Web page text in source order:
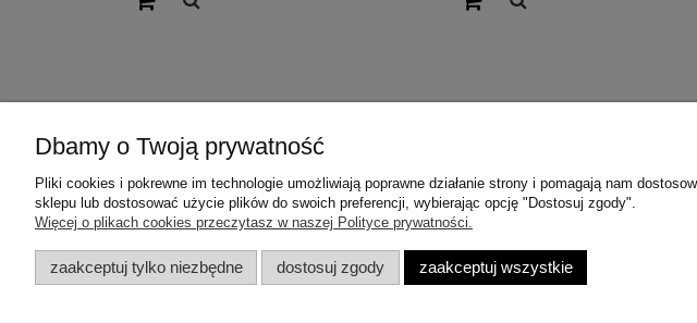
Orising i Eliokap
Czym jest Trychologia?
Orising
Eliokap
Moje konto
Twoje zamówienia
Ustawienia konta
Przechowalnia
Dbamy o Twoją prywatność
Pliki cookies i pokrewne im technologie umożliwiają poprawne działanie strony i pomagają nam
sklepu lub dostosować użycie plików do swoich preferencji, wybierając opcję "Dostosuj zgody".
Więcej o plikach cookies przeczytasz w naszej Polityce prywatności.
zaakceptuj tylko niezbędne dostosuj zgody zaakceptuj wszystkie